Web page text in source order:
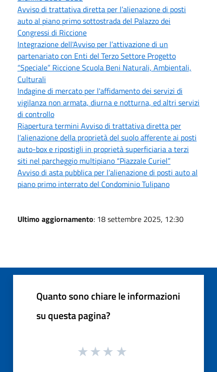
Avviso di trattativa diretta per l’alienazione di posti
auto al piano primo sottostrada del Palazzo dei
Congressi di Riccione
Integrazione dell'Avviso per l’attivazione di un
partenariato con Enti del Terzo Settore Progetto
“Speciale” Riccione Scuola Beni Naturali, Ambientali,
Culturali
Indagine di mercato per l'affidamento dei servizi di
vigilanza non armata, diurna e notturna, ed altri servizi
di controllo
Riapertura termini Avviso di trattativa diretta per
l’alienazione della proprietà del suolo afferente ai posti
auto-box e ripostigli in proprietà superficiaria a terzi
siti nel parcheggio multipiano “Piazzale Curiel”
Avviso di asta pubblica per l’alienazione di posti auto al
piano primo interrato del Condominio Tulipano
Ultimo aggiornamento: 18 settembre 2025, 12:30
Quanto sono chiare le informazioni
su questa pagina?